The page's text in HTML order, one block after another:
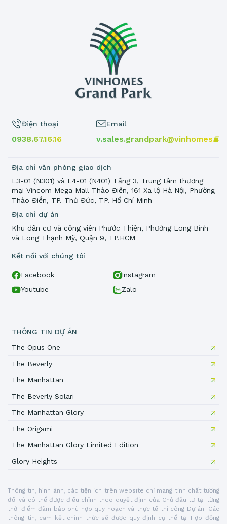
Địa chỉ dự án
Khu dân cư và công viên Phước Thiện, Phường Long Bình
và Long Thạnh Mỹ, Quận 9, TP.HCM
Điện thoại
0938.67.16.16
Email
v.sales.grandpark@vinhomes.vn
Địa chỉ văn phòng giao dịch
L3-01 (N301) và L4-01 (N401) Tầng 3, Trung tâm thương
mại Vincom Mega Mall Thảo Điền, 161 Xa lộ Hà Nội, Phường
Thảo Điền, TP. Thủ Đức, TP. Hồ Chí Minh
Kết nối với chúng tôi
Facebook
Instagram
Youtube
Zalo
THÔNG TIN DỰ ÁN
The Opus One
The Beverly
The Manhattan
The Beverly Solari
The Manhattan Glory
The Origami
The Manhattan Glory Limited Edition
Glory Heights
Thông tin, hình ảnh, các tiện ích trên website chỉ mang tính chất tương
đối và có thể được điều chỉnh theo quyết định của Chủ đầu tư tại từng
thời điểm đảm bảo phù hợp quy hoạch và thực tế thi công Dự án. Các
thông tin, cam kết chính thức sẽ được quy định cụ thể tại Hợp đồng